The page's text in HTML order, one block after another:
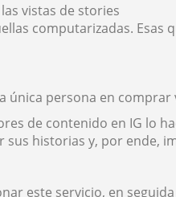
vistas de stories
computarizadas. Esas
única persona en
de contenido en IG lo
historias y, por ende,
este servicio, en